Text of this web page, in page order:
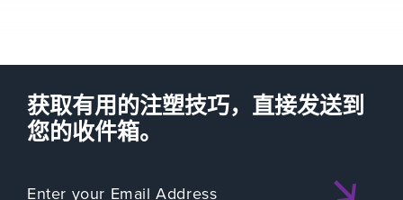
获取有用的注塑技巧，直接发送到
您的收件箱。